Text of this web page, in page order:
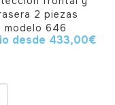
2 piezas
modelo 646
desde 433,00€